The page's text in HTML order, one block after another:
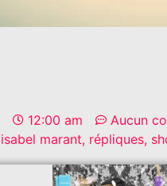
12:00 am
Aucun
isabel marant, répliques,